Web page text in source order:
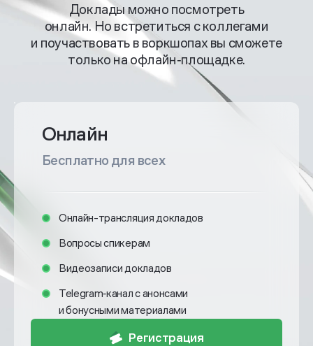
Доклады можно посмотреть
онлайн. Но встретиться с коллегами
и поучаствовать в воркшопах вы сможете
только на офлайн‑площадке.
Онлайн
Бесплатно для всех
Онлайн-трансляция докладов
Вопросы спикерам
Видеозаписи докладов
Telegram‑канал с анонсами
и бонусными материалами
Регистрация